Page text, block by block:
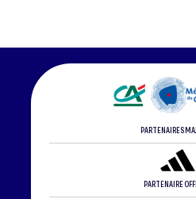
PARTENAIRES
PARTENAIRE